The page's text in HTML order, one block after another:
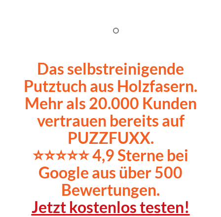
Das selbstreinigende
Putztuch aus Holzfasern.
Mehr als 20.000 Kunden
vertrauen bereits auf
PUZZFUXX.
⭐⭐⭐⭐⭐ 4,9 Sterne bei
Google aus über 500
Bewertungen.
Jetzt kostenlos testen!